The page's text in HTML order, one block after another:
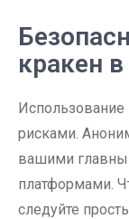
кракен
рисками.
вашими
платформами.
следуйте